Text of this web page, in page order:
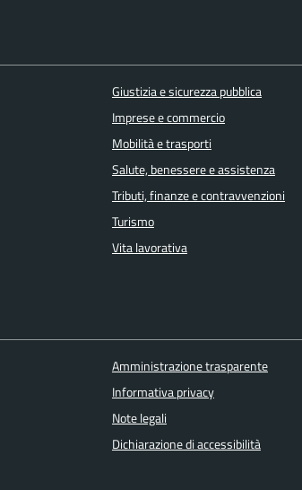
Giustizia e sicurezza pubblica
Imprese e commercio
Mobilità e trasporti
Salute, benessere e assistenza
Tributi, finanze e contravvenzioni
Turismo
Vita lavorativa
Amministrazione trasparente
Informativa privacy
Note legali
Dichiarazione di accessibilità